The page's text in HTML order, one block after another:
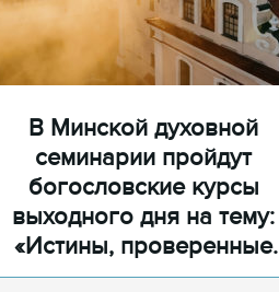
В Минской духовной
семинарии пройдут
богословские курсы
выходного дня на тему:
«Истины, проверенные
временем»